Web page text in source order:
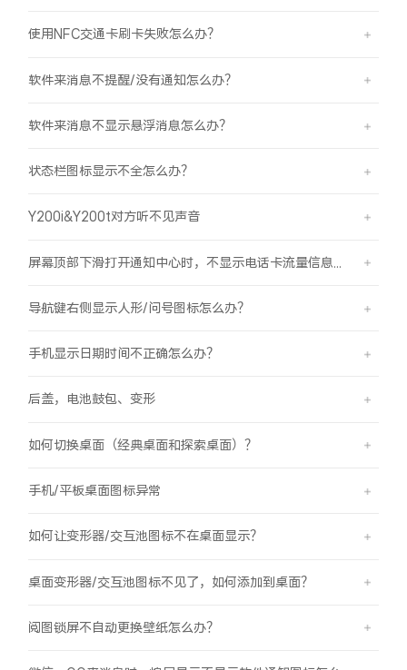
使用NFC交通卡刷卡失败怎么办？
软件来消息不提醒/没有通知怎么办？
软件来消息不显示悬浮消息怎么办？
状态栏图标显示不全怎么办？
Y200i&Y200t对方听不见声音
导航键右侧显示人形/问号图标怎么办？
手机显示日期时间不正确怎么办？
后盖，电池鼓包、变形
如何切换桌面（经典桌面和探索桌面）？
手机/平板桌面图标异常
如何让变形器/交互池图标不在桌面显示？
桌面变形器/交互池图标不见了，如何添加到桌面？
阅图锁屏不自动更换壁纸怎么办？